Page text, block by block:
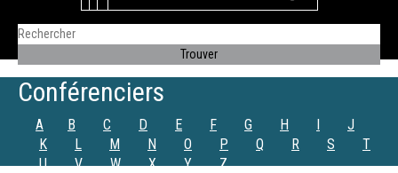
Conférenciers
A B C D E F G H I
J
K
L M N O P Q R S
T
U
V W X Y Z